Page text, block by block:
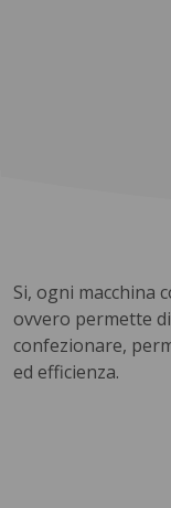
Si, ogni macchina
ovvero permette
confezionare,
ed efficienza.